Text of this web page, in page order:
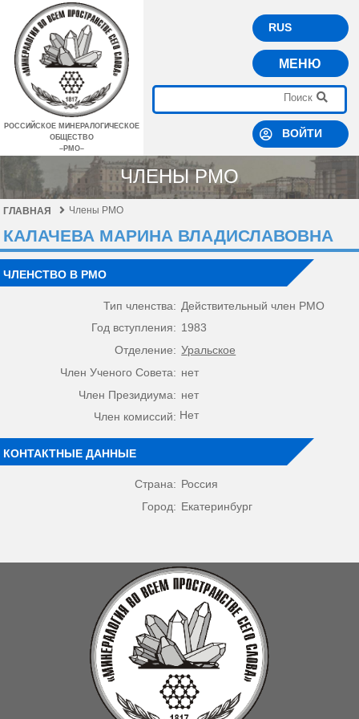
РОССИЙСКОЕ МИНЕРАЛОГИЧЕСКОЕ
ОБЩЕСТВО
–РМО–
RUS
МЕНЮ
ВОЙТИ
ЧЛЕНЫ РМО
ГЛАВНАЯ Члены РМО
КАЛАЧЕВА МАРИНА ВЛАДИСЛАВОВНА
ЧЛЕНСТВО В РМО
Тип членства: Действительный член РМО
Год вступления: 1983
Отделение: Уральское
Член Ученого Совета: нет
Член Президиума: нет
Член комиссий: Нет
КОНТАКТНЫЕ ДАННЫЕ
Страна: Россия
Город: Екатеринбург